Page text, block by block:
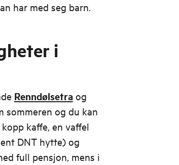
har med seg barn.
i
Renndølsetraog
sommeren og du kan
kaffe, en vaffel
DNT hytte) og
full pensjon, mens i